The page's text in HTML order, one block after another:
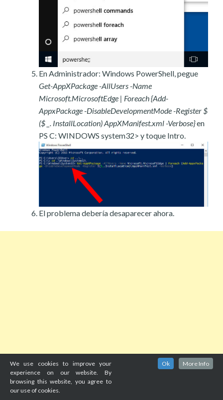
En Administrador: Windows PowerShell, pegue
Get-AppXPackage -AllUsers -Name
Microsoft.MicrosoftEdge | Foreach {Add-
AppxPackage -DisableDevelopmentMode -Register $
($ _. InstallLocation) AppXManifest.xml -Verbose}en
PS C: WINDOWS system32> y toque Intro.
El problema debería desaparecer ahora.
We use cookies to improve your
experience on our website. By
browsing this website, you agree to
our use of cookies.
Ok More Info